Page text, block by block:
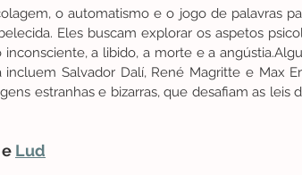
o automatismo e o jogo de palavras
Eles buscam explorar os aspetos
a libido, a morte e a
Salvador Dalí, René Magritte e Max
estranhas e bizarras, que desafiam as leis
e Lud